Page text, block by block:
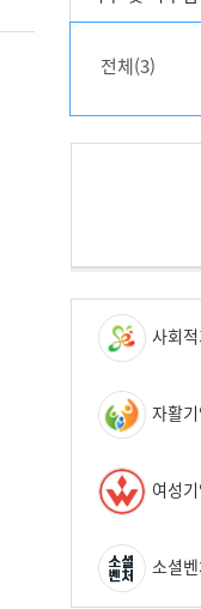
전체(3)
사회
자활기
여성
소셜벤